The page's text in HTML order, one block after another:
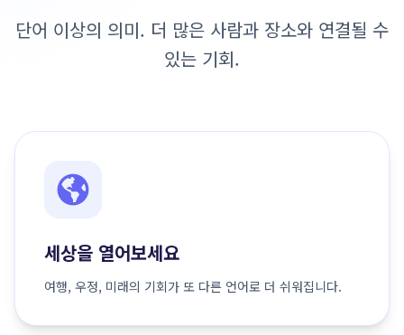
단어 이상의 의미. 더 많은 사람과 장소와 연결될 수
있는 기회.
세상을 열어보세요
여행, 우정, 미래의 기회가 또 다른 언어로 더 쉬워집니다.